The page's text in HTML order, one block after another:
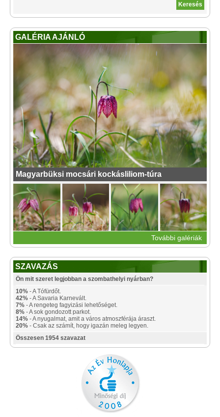
GALÉRIA AJÁNLÓ
Magyarbüksi mocsári kockásliliom-túra
További galériák
SZAVAZÁS
Ön mit szeret legjobban a szombathelyi nyárban?
10% - A Tófürdőt.
42% - A Savaria Karnevált.
7% - A rengeteg fagyizási lehetőséget.
8% - A sok gondozott parkot.
14% - A nyugalmat, amit a város atmoszférája áraszt.
20% - Csak az számít, hogy igazán meleg legyen.
Összesen 1954 szavazat